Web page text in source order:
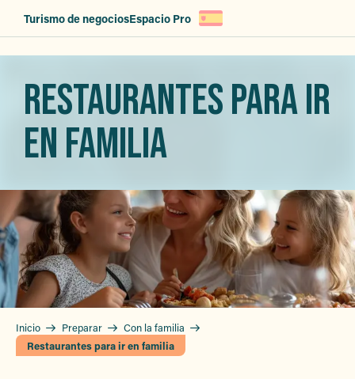
Turismo de negociosEspacio Pro
RESTAURANTES PARA IR
EN FAMILIA
Inicio Preparar
Con la familia
Restaurantes para ir en familia